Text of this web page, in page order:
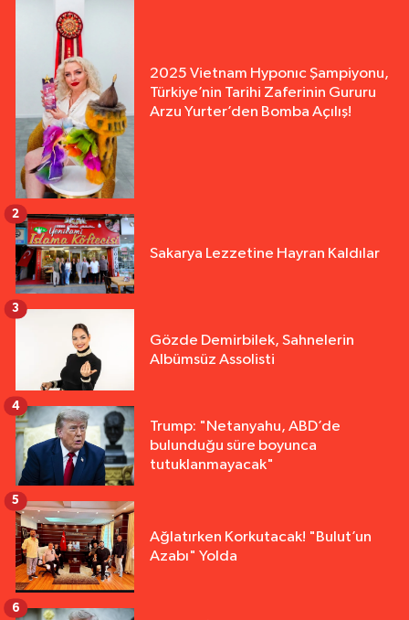
2025 Vietnam Hyponıc Şampiyonu,
Türkiye’nin Tarihi Zaferinin Gururu
Arzu Yurter’den Bomba Açılış!
Sakarya Lezzetine Hayran Kaldılar
2
Gözde Demirbilek, Sahnelerin
Albümsüz Assolisti
3
Trump: "Netanyahu, ABD’de
bulunduğu süre boyunca
tutuklanmayacak"
4
Ağlatırken Korkutacak! "Bulut’un
Azabı" Yolda
5
6